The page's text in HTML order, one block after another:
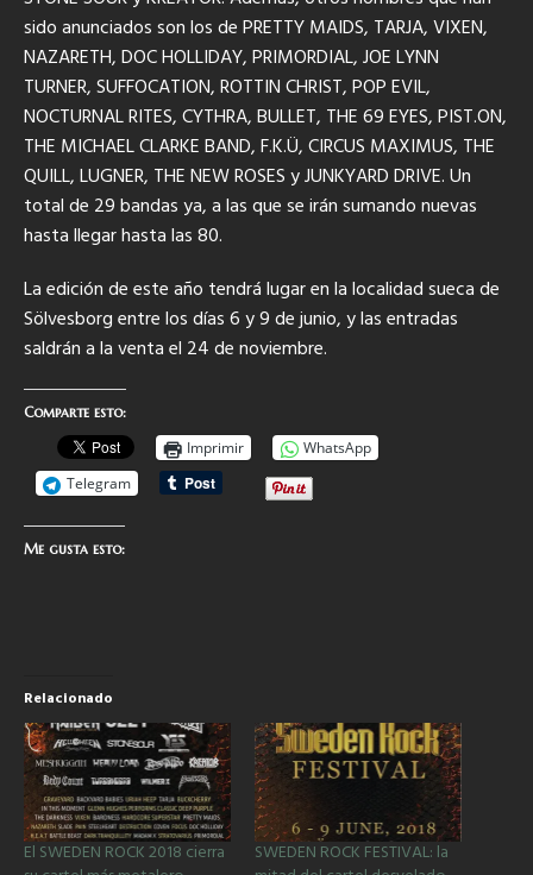
sido anunciados son los de PRETTY MAIDS, TARJA, VIXEN,
NAZARETH, DOC HOLLIDAY, PRIMORDIAL, JOE LYNN
TURNER, SUFFOCATION, ROTTIN CHRIST, POP EVIL,
NOCTURNAL RITES, CYTHRA, BULLET, THE 69 EYES, PIST.ON,
THE MICHAEL CLARKE BAND, F.K.Ü, CIRCUS MAXIMUS, THE
QUILL, LUGNER, THE NEW ROSES y JUNKYARD DRIVE. Un
total de 29 bandas ya, a las que se irán sumando nuevas
hasta llegar hasta las 80.
La edición de este año tendrá lugar en la localidad sueca de
Sölvesborg entre los días 6 y 9 de junio, y las entradas
saldrán a la venta el 24 de noviembre.
Comparte esto:
Imprimir
WhatsApp
Telegram
Me gusta esto:
Relacionado
El SWEDEN ROCK 2018 cierra
SWEDEN ROCK FESTIVAL: la